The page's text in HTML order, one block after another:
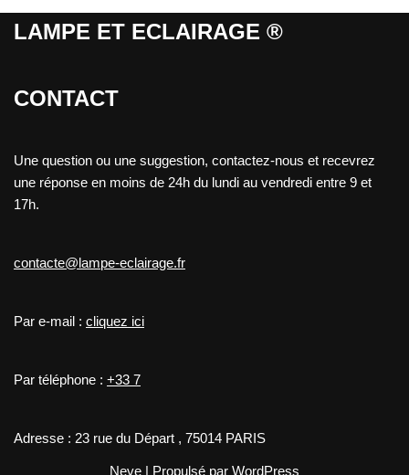
LAMPE ET ECLAIRAGE ®
CONTACT
Une question ou une suggestion, contactez-nous et recevrez
une réponse en moins de 24h du lundi au vendredi entre 9 et
17h.
contacte@lampe-eclairage.fr
Par e-mail : cliquez ici
Par téléphone : +33 7
Adresse : 23 rue du Départ , 75014 PARIS
Neve | Propulsé par WordPress